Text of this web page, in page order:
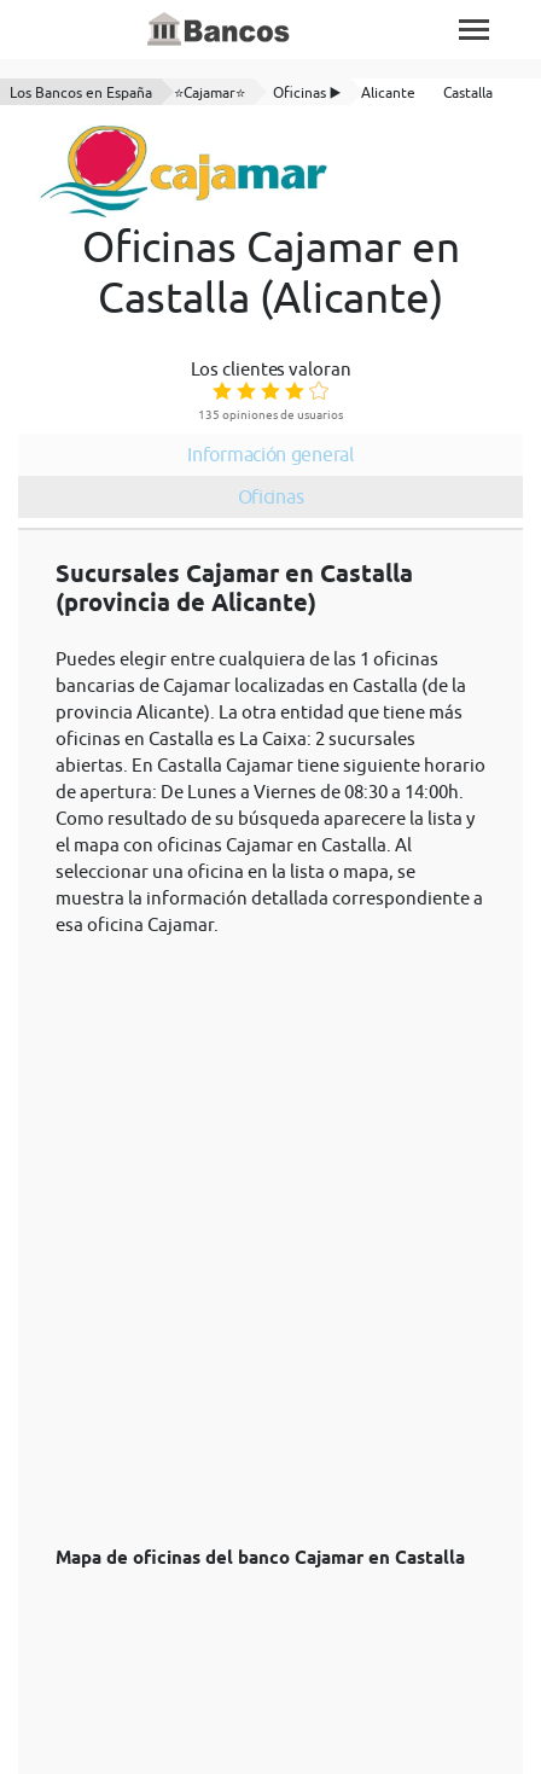
Los Bancos en España ⭐Cajamar⭐ Oficinas ▶️ Alicante Castalla
Oficinas Cajamar en
Castalla (Alicante)
Los clientes valoran
135 opiniones de usuarios
Información general
Oficinas
Sucursales Cajamar en Castalla
(provincia de Alicante)
Puedes elegir entre cualquiera de las 1 oficinas
bancarias de Cajamar localizadas en Castalla (de la
provincia Alicante). La otra entidad que tiene más
oficinas en Castalla es La Caixa: 2 sucursales
abiertas. En Castalla Cajamar tiene siguiente horario
de apertura: De Lunes a Viernes de 08:30 a 14:00h.
Como resultado de su búsqueda aparecere la lista y
el mapa con oficinas Cajamar en Castalla. Al
seleccionar una oficina en la lista o mapa, se
muestra la información detallada correspondiente a
esa oficina Cajamar.
Mapa de oficinas del banco Cajamar en Castalla